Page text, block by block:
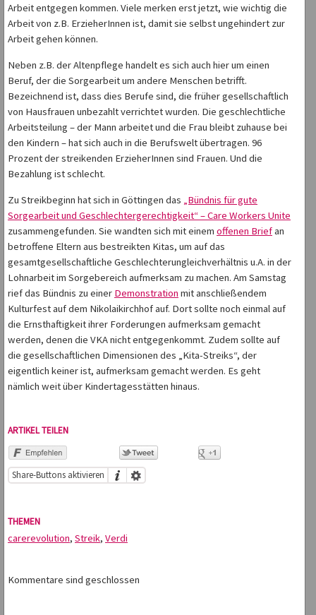
Arbeit entgegen kommen. Viele merken erst jetzt, wie wichtig die
Arbeit von z.B. ErzieherInnen ist, damit sie selbst ungehindert zur
Arbeit gehen können.
Neben z.B. der Altenpflege handelt es sich auch hier um einen
Beruf, der die Sorgearbeit um andere Menschen betrifft.
Bezeichnend ist, dass dies Berufe sind, die früher gesellschaftlich
von Hausfrauen unbezahlt verrichtet wurden. Die geschlechtliche
Arbeitsteilung – der Mann arbeitet und die Frau bleibt zuhause bei
den Kindern – hat sich auch in die Berufswelt übertragen. 96
Prozent der streikenden ErzieherInnen sind Frauen. Und die
Bezahlung ist schlecht.
Zu Streikbeginn hat sich in Göttingen das „Bündnis für gute
Sorgearbeit und Geschlechtergerechtigkeit“ – Care Workers Unite
zusammengefunden. Sie wandten sich mit einem offenen Briefan
betroffene Eltern aus bestreikten Kitas, um auf das
gesamtgesellschaftliche Geschlechterungleichverhältnis u.A. in der
Lohnarbeit im Sorgebereich aufmerksam zu machen. Am Samstag
rief das Bündnis zu einer Demonstration mit anschließendem
Kulturfest auf dem Nikolaikirchhof auf. Dort sollte noch einmal auf
die Ernsthaftigkeit ihrer Forderungen aufmerksam gemacht
werden, denen die VKA nicht entgegenkommt. Zudem sollte auf
die gesellschaftlichen Dimensionen des „Kita-Streiks“, der
eigentlich keiner ist, aufmerksam gemacht werden. Es geht
nämlich weit über Kindertagesstätten hinaus.
ARTIKEL TEILEN
Share-Buttons aktivieren
THEMEN
carerevolution, Streik, Verdi
Kommentare sind geschlossen